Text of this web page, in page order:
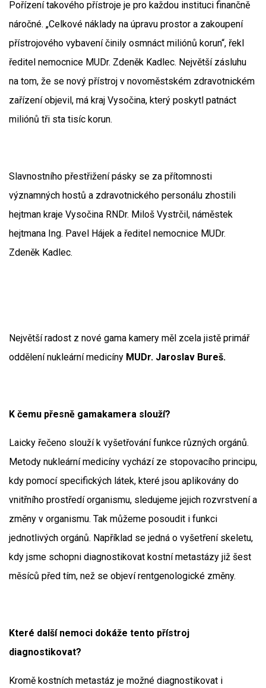
Pořízení takového přístroje je pro každou instituci finančně
náročné. „Celkové náklady na úpravu prostor a zakoupení
přístrojového vybavení činily osmnáct miliónů korun“, řekl
ředitel nemocnice MUDr. Zdeněk Kadlec. Největší zásluhu
na tom, že se nový přístroj v novoměstském zdravotnickém
zařízení objevil, má kraj Vysočina, který poskytl patnáct
miliónů tři sta tisíc korun.
Slavnostního přestřižení pásky se za přítomnosti
významných hostů a zdravotnického personálu zhostili
hejtman kraje Vysočina RNDr. Miloš Vystrčil, náměstek
hejtmana Ing. Pavel Hájek a ředitel nemocnice MUDr.
Zdeněk Kadlec.
Největší radost z nové gama kamery měl zcela jistě primář
oddělení nukleární medicíny MUDr. Jaroslav Bureš.
K čemu přesně gamakamera slouží?
Laicky řečeno slouží k vyšetřování funkce různých orgánů.
Metody nukleární medicíny vychází ze stopovacího principu,
kdy pomocí specifických látek, které jsou aplikovány do
vnitřního prostředí organismu, sledujeme jejich rozvrstvení a
změny v organismu. Tak můžeme posoudit i funkci
jednotlivých orgánů. Například se jedná o vyšetření skeletu,
kdy jsme schopni diagnostikovat kostní metastázy již šest
měsíců před tím, než se objeví rentgenologické změny.
Které další nemoci dokáže tento přístroj
diagnostikovat?
Kromě kostních metastáz je možné diagnostikovat i